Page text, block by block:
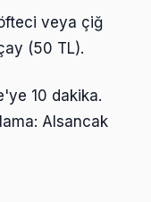
veya çiğ
(50 TL).
10 dakika.
Alsancak